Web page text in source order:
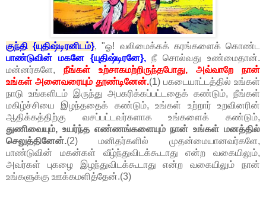
குந்தி {யுதிஷ்டிரனிடம்}, "ஓ! வலிமைக்கக் கரங்களைக் கொண்ட
பாண்டுவின் மகனே {யுதிஷ்டிரனே},நீ சொல்வது உண்மைதான்.
மன்னர்களே, நீங்கள் உற்சாகமற்றிருந்தபோது, அவ்வாறே நான்
உங்கள் அனைவரையும் தூண்டினேன்.(1) பகடையாட்டத்தில் உங்கள்
நாடு உங்களிடம் இருந்து அபகரிக்கப்பட்டதைக் கண்டும், நீங்கள்
மகிழ்ச்சியை இழந்ததைக் கண்டும், உங்கள் உற்றார் உறவினரின்
ஆதிக்கத்திற்கு வசப்பட்டவர்களாக உங்களைக் கண்டும்,
துணிவையும், உயர்ந்த எண்ணங்களையும் நான் உங்கள் மனத்தில்
செலுத்தினேன்.(2) மனிதர்களில் முதன்மையானவர்களே,
பாண்டுவின் மகன்கள் வீழ்ந்துவிடக்கூடாது என்ற வகையிலும்,
அவர்கள் புகழை இழந்துவிடக்கூடாது என்ற வகையிலும் நான்
உங்களுக்கு ஊக்கமளித்தேன்.(3)